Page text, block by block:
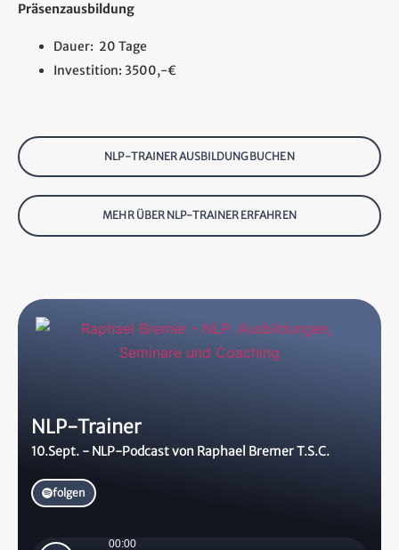
Präsenzausbildung
Dauer: 20 Tage
Investition: 3500,-€
NLP-TRAINER AUSBILDUNG BUCHEN
MEHR ÜBER NLP-TRAINER ERFAHREN
NLP-Trainer
10.Sept. - NLP-Podcast von Raphael Bremer T.S.C.
folgen
00:00